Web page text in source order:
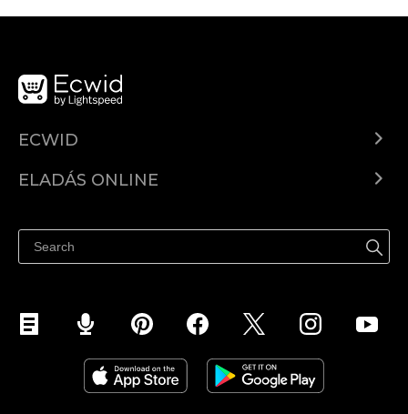
ECWID
Árkalkuláció
ELADÁS ONLINE
Eladás a Facebookon
Eladás Instagramon